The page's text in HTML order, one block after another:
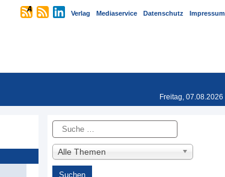
Verlag Mediaservice Datenschutz Impressum
Freitag, 07.08.2026
Suche
Alle Themen